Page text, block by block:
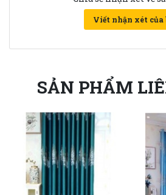
Viết nhận xét của
SẢN PHẨM